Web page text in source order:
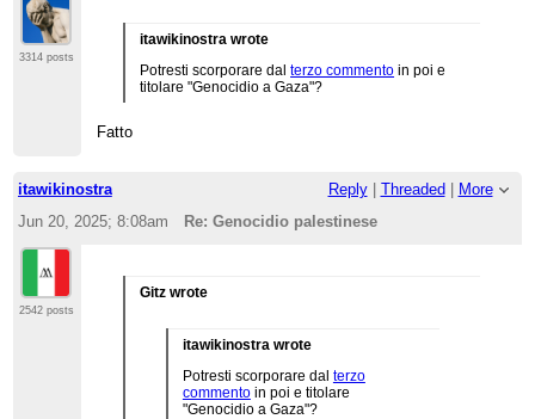
3314 posts
itawikinostra wrote
Potresti scorporare dalterzo commento in poi e
titolare "Genocidio a Gaza"?
Fatto
itawikinostra Reply| Threaded
More
Jun 20, 2025; 8:08am
Re: Genocidio palestinese
2542 posts
Gitz wrote
itawikinostra wrote
Potresti scorporare dal terzo
commentoin poi e titolare
"Genocidio a Gaza"?